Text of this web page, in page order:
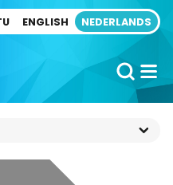
ENGLISH NEDERLANDS